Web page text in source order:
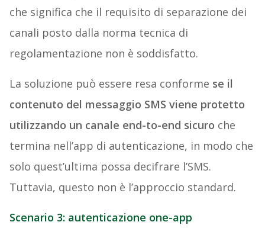
che significa che il requisito di separazione dei
canali posto dalla norma tecnica di
regolamentazione non è soddisfatto.
La soluzione può essere resa conforme se il
contenuto del messaggio SMS viene protetto
utilizzando un canale end-to-end sicuro che
termina nell’app di autenticazione, in modo che
solo quest’ultima possa decifrare l’SMS.
Tuttavia, questo non è l’approccio standard.
Scenario 3: autenticazione one-app